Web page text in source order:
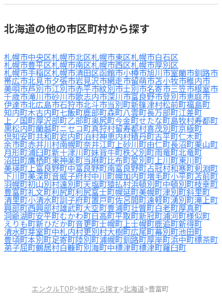
北海道の他の市区町村から探す
札幌市中央区札幌市北区札幌市東区札幌市白石区
札幌市豊平区札幌市南区札幌市西区札幌市厚別区
札幌市手稲区札幌市清田区函館市小樽市旭川市室蘭市釧路市
帯広市北見市夕張市岩見沢市網走市留萌市苫小牧市稚内市
美唄市芦別市江別市赤平市紋別市士別市名寄市三笠市根室市
千歳市滝川市砂川市歌志内市深川市富良野市登別市恵庭市
伊達市北広島市石狩市北斗市当別町新篠津村松前町福島町
知内町木古内町七飯町鹿部町森町八雲町長万部町江差町
上ノ国町厚沢部町乙部町奥尻町今金町せたな町島牧村寿都町
黒松内町蘭越町ニセコ町真狩村留寿都村喜茂別町京極町
倶知安町共和町岩内町泊村神恵内村積丹町古平町仁木町
余市町赤井川村南幌町奈井江町上砂川町由仁町長沼町栗山町
月形町浦臼町新十津川町妹背牛町秩父別町雨竜町北竜町
沼田町鷹栖町東神楽町当麻町比布町愛別町上川町東川町
美瑛町上富良野町中富良野町南富良野町占冠村和寒町剣淵町
下川町美深町音威子府村中川町幌加内町増毛町小平町苫前町
羽幌町初山別村遠別町天塩町猿払村浜頓別町中頓別町枝幸町
豊富町礼文町利尻町利尻富士町幌延町美幌町津別町斜里町
清里町小清水町訓子府町置戸町佐呂間町遠軽町湧別町滝上町
興部町西興部村雄武町大空町豊浦町壮瞥町白老町厚真町
洞爺湖町安平町むかわ町日高町平取町新冠町浦河町様似町
えりも町新ひだか町音更町士幌町上士幌町鹿追町新得町
清水町芽室町中札内村更別村大樹町広尾町幕別町池田町
豊頃町本別町足寄町陸別町浦幌町釧路町厚岸町浜中町標茶町
弟子屈町鶴居村白糠町別海町中標津町標津町羅臼町
エンクルTOP>地域から探す>北海道>豊富町